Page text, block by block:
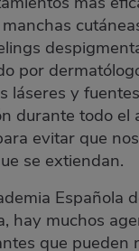
por
láseres y
durante todo el
evitar que
se extiendan.
Española
hay muchos
que pueden